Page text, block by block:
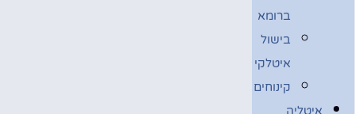
ברומא
בישול
איטלקי
קינוחים
איטליה